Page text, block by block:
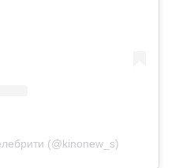
(@kinonew_s)